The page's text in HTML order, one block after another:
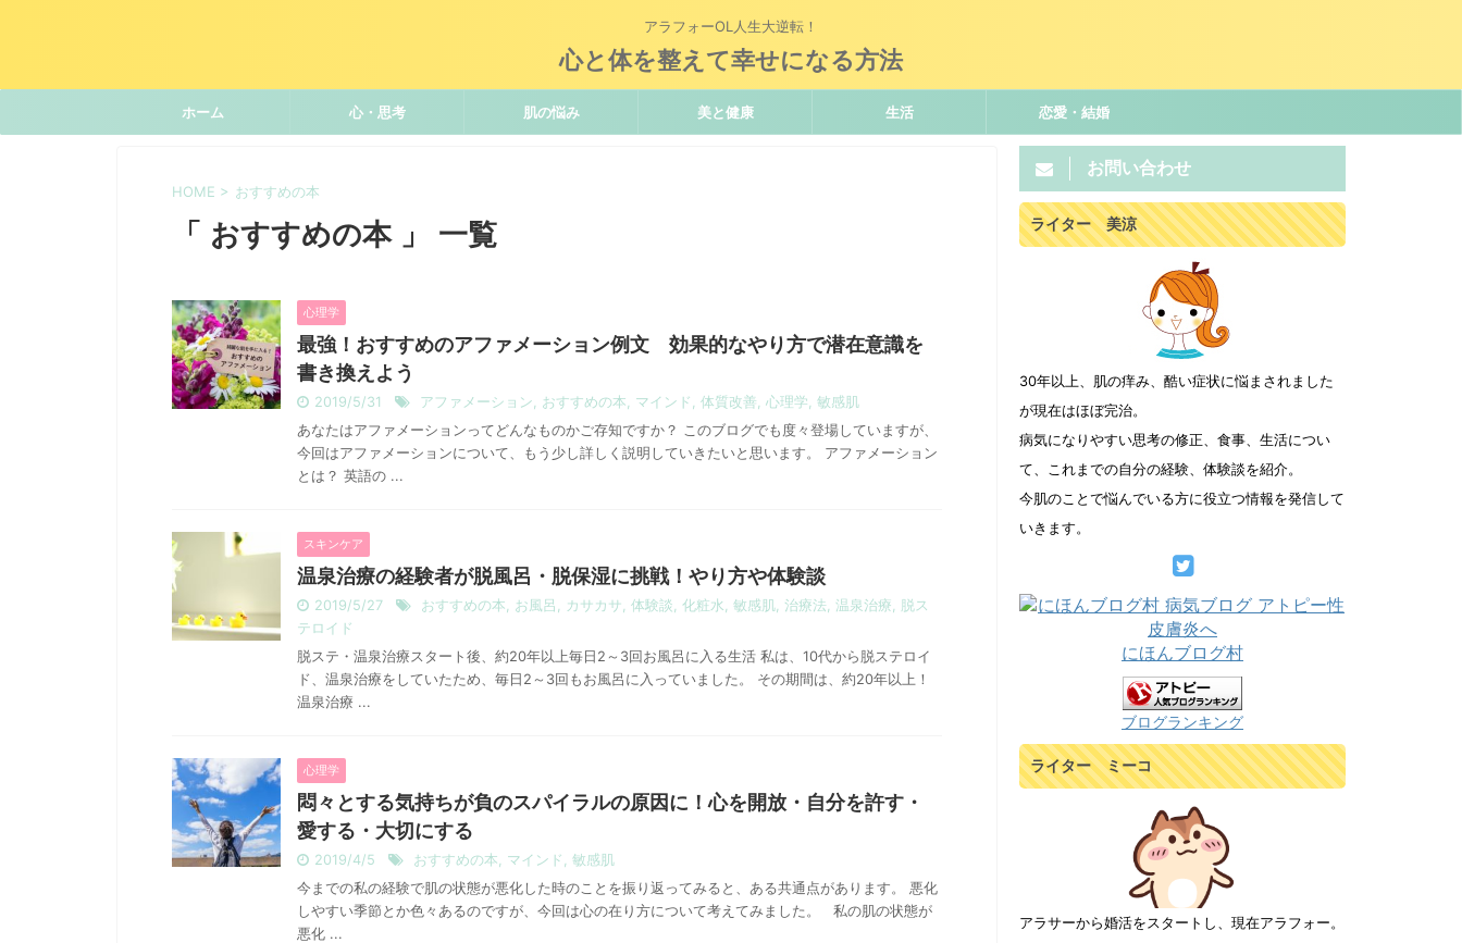
アラフォーOL人生大逆転！
心と体を整えて幸せになる方法
ホーム 心・思考 肌の悩み 美と健康 生活 恋愛・結婚
HOME > おすすめの本
「 おすすめの本 」 一覧
心理学
最強！おすすめのアファメーション例文 効果的なやり方で潜在意識を
書き換えよう
2019/5/31 アファメーション, おすすめの本, マインド , 体質改善, 心理学, 敏感肌
あなたはアファメーションってどんなものかご存知ですか？ このブログでも度々登場していますが、
今回はアファメーションについて、もう少し詳しく説明していきたいと思います。 アファメーション
とは？ 英語の ...
スキンケア
温泉治療の経験者が脱風呂・脱保湿に挑戦！やり方や体験談
2019/5/27 おすすめの本, お風呂 , カサカサ, 体験談, 化粧水, 敏感肌, 治療法, 温泉治療, 脱ス
テロイド
脱ステ・温泉治療スタート後、約20年以上毎日2～3回お風呂に入る生活 私は、10代から脱ステロイ
ド、温泉治療をしていたため、毎日2～3回もお風呂に入っていました。 その期間は、約20年以上！
温泉治療 ...
心理学
悶々とする気持ちが負のスパイラルの原因に！心を開放・自分を許す・
愛する・大切にする
2019/4/5 おすすめの本, マインド , 敏感肌
今までの私の経験で肌の状態が悪化した時のことを振り返ってみると、ある共通点があります。 悪化
しやすい季節とか色々あるのですが、今回は心の在り方について考えてみました。 私の肌の状態が
悪化 ...
お問い合わせ
ライター 美涼
30年以上、肌の痒み、酷い症状に悩まされました
が現在はほぼ完治。
病気になりやすい思考の修正、食事、生活につい
て、これまでの自分の経験、体験談を紹介。
今肌のことで悩んでいる方に役立つ情報を発信して
いきます。
にほんブログ村
ブログランキング
ライター ミーコ
アラサーから婚活をスタートし、現在アラフォー。